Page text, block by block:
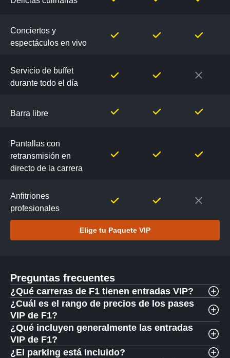
Conciertos y
espectáculos en vivo
Servicio de buffet
durante todo el día
Barra libre
Pantallas con
retransmisión en
directo de la carrera
Anfitriones
profesionales
Elige tu Paquete VIP
Preguntas frecuentes
¿Qué carreras de F1 tienen entradas VIP?
¿Cuál es el rango de precios de los pases
VIP de F1?
¿Qué incluyen generalmente las entradas
VIP de F1?
¿El parking está incluido?